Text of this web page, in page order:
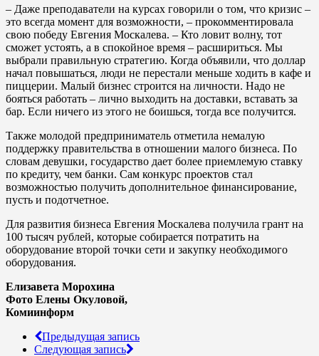
– Даже преподаватели на курсах говорили о том, что кризис –
это всегда момент для возможности, – прокомментировала
свою победу Евгения Москалева. – Кто ловит волну, тот
сможет устоять, а в спокойное время – расшириться. Мы
выбрали правильную стратегию. Когда объявили, что доллар
начал повышаться, люди не перестали меньше ходить в кафе и
пиццерии. Малый бизнес строится на личности. Надо не
бояться работать – лично выходить на доставки, вставать за
бар. Если ничего из этого не боишься, тогда все получится.
Также молодой предприниматель отметила немалую
поддержку правительства в отношении малого бизнеса. По
словам девушки, государство дает более приемлемую ставку
по кредиту, чем банки. Сам конкурс проектов стал
возможностью получить дополнительное финансирование,
пусть и подотчетное.
Для развития бизнеса Евгения Москалева получила грант на
100 тысяч рублей, которые собирается потратить на
оборудование второй точки сети и закупку необходимого
оборудования.
Елизавета Морохина
Фото Елены Окуловой,
Комиинформ
Предыдущая запись
Следующая запись